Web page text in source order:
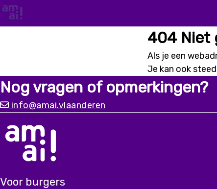
404 Niet
Als je een
Je kan ook
Nog vragen of opmerkingen?
info@amai.vlaanderen
Voor burgers